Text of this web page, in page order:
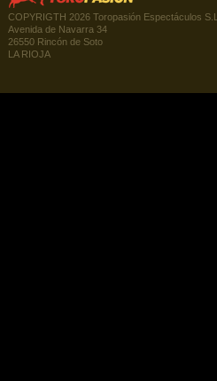
COPYRIGTH 2026 Toropasión Espectáculos S.L.
Avenida de Navarra 34
26550 Rincón de Soto
LA RIOJA